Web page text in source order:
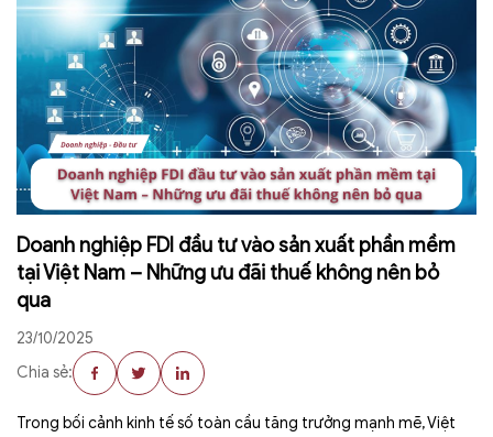
Doanh nghiệp FDI đầu tư vào sản xuất phần mềm
tại Việt Nam – Những ưu đãi thuế không nên bỏ
qua
23/10/2025
Chia sẻ:
Trong bối cảnh kinh tế số toàn cầu tăng trưởng mạnh mẽ, Việt